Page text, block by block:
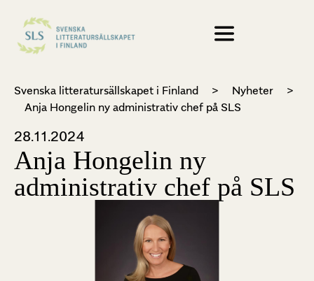
Svenska litteratursällskapet i Finland > Nyheter
>
Anja Hongelin ny administrativ chef på SLS
28.11.2024
Anja Hongelin ny
administrativ chef på SLS